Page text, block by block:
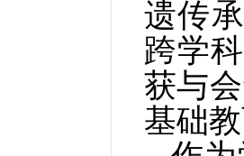
遗传
跨学
获与
基础